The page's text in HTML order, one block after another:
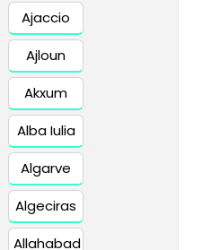
Ajaccio
Ajloun
Akxum
Alba Iulia
Algarve
Algeciras
Allahabad